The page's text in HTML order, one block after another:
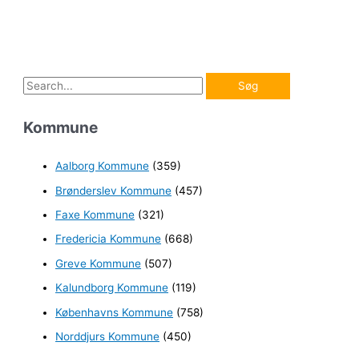
S
g
Kommune
Aalborg Kommune (359)
Brønderslev Kommune (457)
Faxe Kommune (321)
Fredericia Kommune (668)
Greve Kommune (507)
Kalundborg Kommune (119)
Københavns Kommune (758)
Norddjurs Kommune (450)